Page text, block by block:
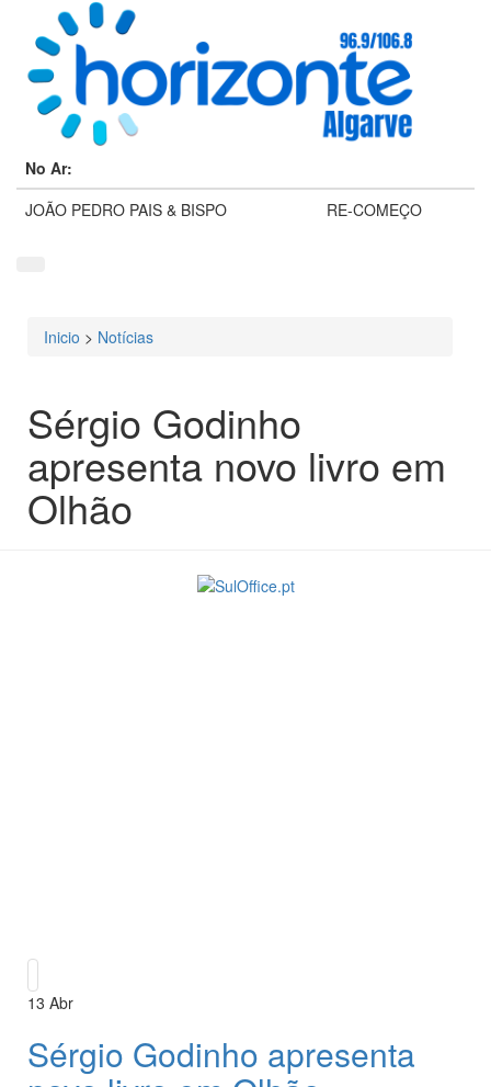
No Ar:
JOÃO PEDRO PAIS & BISPO
RE-COMEÇO
Está aqui
Inicio > Notícias
Sérgio Godinho
apresenta novo livro em
Olhão
13 Abr
Sérgio Godinho apresenta